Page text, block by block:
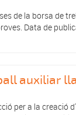
de la borsa de
Data de
auxiliar
per a la creació